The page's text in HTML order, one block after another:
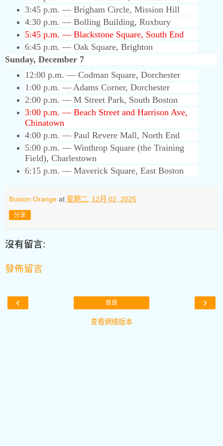
3:45 p.m. — Brigham Circle, Mission Hill
4:30 p.m. — Bolling Building, Roxbury
5:45 p.m. — Blackstone Square, South End
6:45 p.m. — Oak Square, Brighton
Sunday, December 7
12:00 p.m. — Codman Square, Dorchester
1:00 p.m. — Adams Corner, Dorchester
2:00 p.m. — M Street Park, South Boston
3:00 p.m. — Beach Street and Harrison Ave,
Chinatown
4:00 p.m. — Paul Revere Mall, North End
5:00 p.m. — Winthrop Square (the Training
Field), Charlestown
6:15 p.m. — Maverick Square, East Boston
Boston Orange at 星期二, 12月 02, 2025
分享
沒有留言:
發佈留言
‹ ›
首頁
查看網絡版本